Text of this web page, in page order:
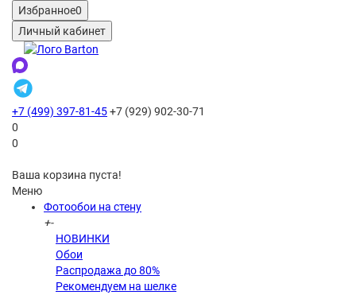
Избранное0
Личный кабинет
+7 (499) 397-81-45+7 (929) 902-30-71
0
0
Ваша корзина пуста!
Меню
Фотообои на стену
+-
НОВИНКИ
Обои
Распродажа до 80%
Рекомендуем на шелке